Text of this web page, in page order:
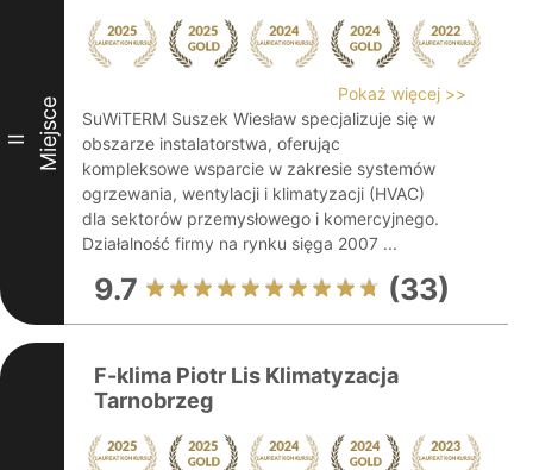
II Miejsce
Pokaż więcej >>
SuWiTERM Suszek Wiesław specjalizuje się w
obszarze instalatorstwa, oferując
kompleksowe wsparcie w zakresie systemów
ogrzewania, wentylacji i klimatyzacji (HVAC)
dla sektorów przemysłowego i komercyjnego.
Działalność firmy na rynku sięga 2007 ...
9.7 (33)
F-klima Piotr Lis Klimatyzacja
Tarnobrzeg